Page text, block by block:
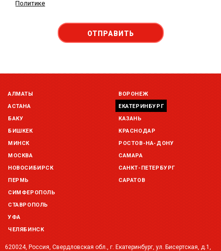
Политике
ОТПРАВИТЬ
АЛМАТЫ
АСТАНА
БАКУ
БИШКЕК
ВОРОНЕЖ
ЕКАТЕРИНБУРГ
КАЗАНЬ
КРАСНОДАР
МИНСК
МОСКВА
НОВОСИБИРСК
ПЕРМЬ
РОСТОВ-НА-ДОНУ
САМАРА
САНКТ-ПЕТЕРБУРГ
САРАТОВ
СИМФЕРОПОЛЬ
СТАВРОПОЛЬ
УФА
ЧЕЛЯБИНСК
620024, Россия, Свердловская обл., г. Екатеринбург, ул. Бисертская, д.1,